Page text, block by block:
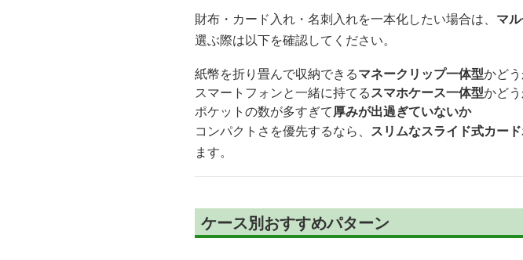
財布・カード入れ・名刺入れを一本化したい場合は、 マ
選ぶ際は以下を確認してください。
紙幣を折り畳んで収納できるマネークリップ一体型かど
スマートフォンと一緒に持てるスマホケース一体型かど
ポケットの数が多すぎて厚みが出過ぎていないか
コンパクトさを優先するなら、 スリムなスライド式カー
ます。
ケース別おすすめパターン